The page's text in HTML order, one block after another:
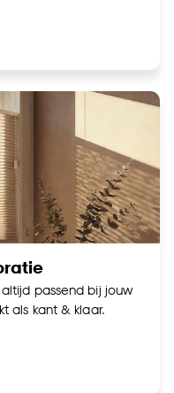
passend bij jouw
als kant & klaar.